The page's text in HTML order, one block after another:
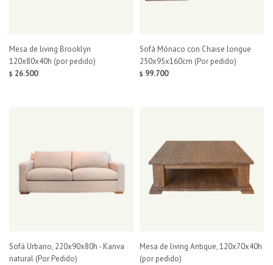
Mesa de living Brooklyn
120x80x40h (por pedido)
$ 26.500
Sofá Mónaco con Chaise longue
250x95x160cm (Por pedido)
$ 99.700
Sofá Urbano, 220x90x80h - Kanva
natural (Por Pedido)
Mesa de living Antique, 120x70x40h
(por pedido)